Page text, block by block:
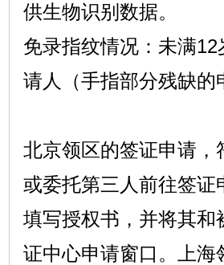
供生物识别数据。
免录指纹情况：未满
请人（手指部分残缺
北京领区的签证申请
或委托第三人前往签
填写授权书，并将其
证中心申请窗口。上